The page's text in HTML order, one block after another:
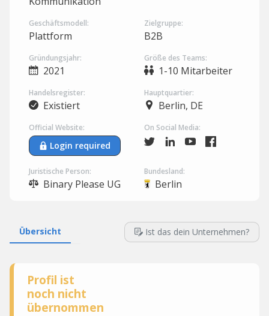
Geschäftsmodell:
Plattform
Zielgruppe:
B2B
Gründungsjahr:
2021
Größe des Teams:
1-10 Mitarbeiter
Handelsregister:
Existiert
Hauptquartier:
Berlin, DE
Official Website:
Login required
On Social Media:
Juristische Person:
Binary Please UG
Bundesland:
Berlin
Übersicht Ist das dein Unternehmen?
Profil ist
noch nicht
übernommen